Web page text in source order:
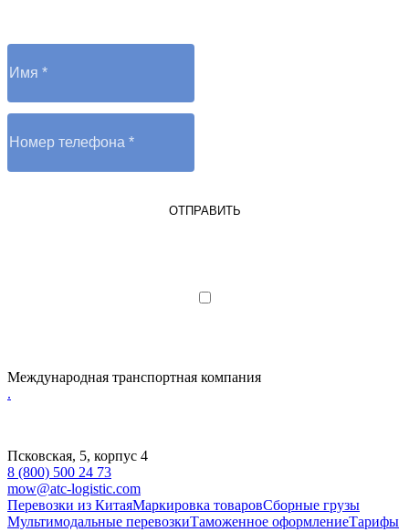
ОТПРАВИТЬ
Международная транспортная компания
.
Псковская, 5, корпус 4
8 (800) 500 24 73
mow@atc-logistic.com
Перевозки из КитаяМаркировка товаровСборные грузы
Мультимодальные перевозкиТаможенное оформлениеТарифы